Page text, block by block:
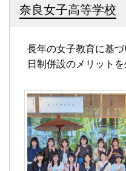
奈良女子高等学校
長年の女子教育に基
日制併設のメリット